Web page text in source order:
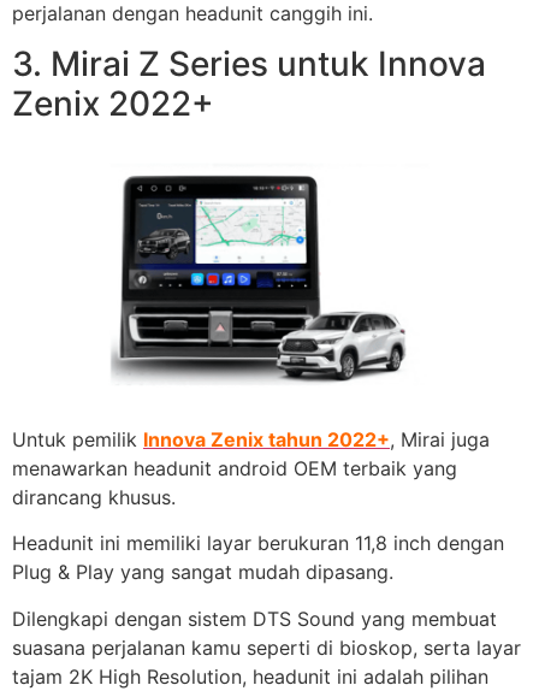
perjalanan dengan headunit canggih ini.
3. Mirai Z Series untuk Innova
Zenix 2022+
Untuk pemilik Innova Zenix tahun 2022+, Mirai juga
menawarkan headunit android OEM terbaik yang
dirancang khusus.
Headunit ini memiliki layar berukuran 11,8 inch dengan
Plug & Play yang sangat mudah dipasang.
Dilengkapi dengan sistem DTS Sound yang membuat
suasana perjalanan kamu seperti di bioskop, serta layar
tajam 2K High Resolution, headunit ini adalah pilihan